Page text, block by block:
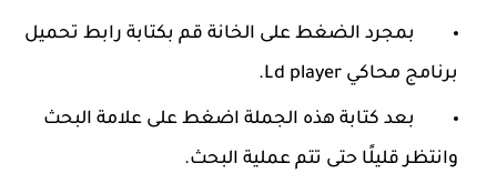
بمجرد الضغط على الخانة قم بكتابة رابط تحميل
برنامج محاكي Ld player.
بعد كتابة هذه الجملة اضغط على علامة البحث
وانتظر قليلًا حتى تتم عملية البحث.